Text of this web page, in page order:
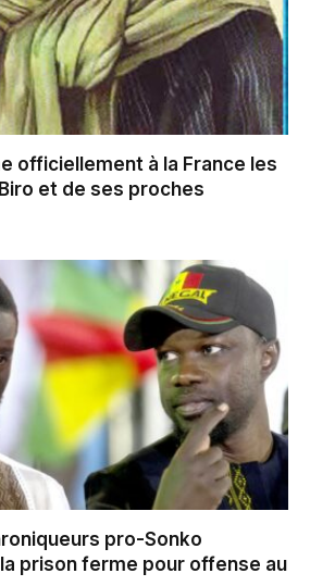
officiellement à la France les
et de ses proches
pro-Sonko
prison ferme pour offense au